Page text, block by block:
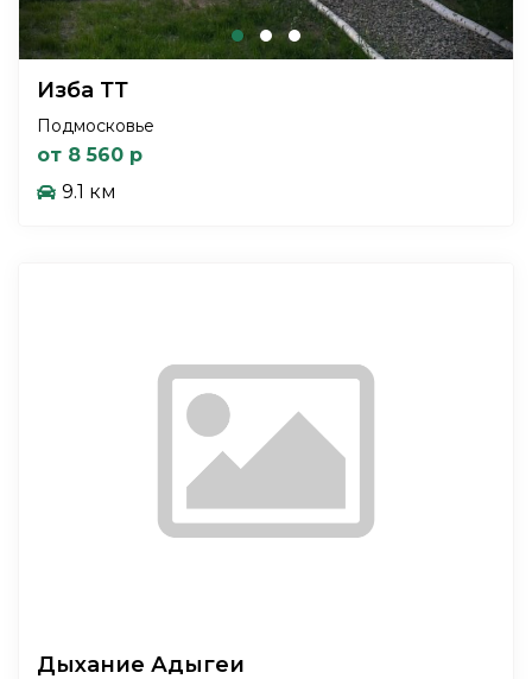
Изба ТТ
Подмосковье
от 8 560 р
9.1 км
Дыхание Адыгеи